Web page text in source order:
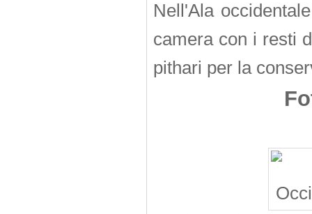
Nell'Ala
camera con i resti
pithari per la